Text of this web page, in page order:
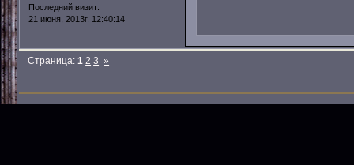
Последний визит:
21 июня, 2013г. 12:40:14
Страница:1 2 3 »